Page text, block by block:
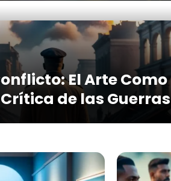
El Arte Como
de las Guerras